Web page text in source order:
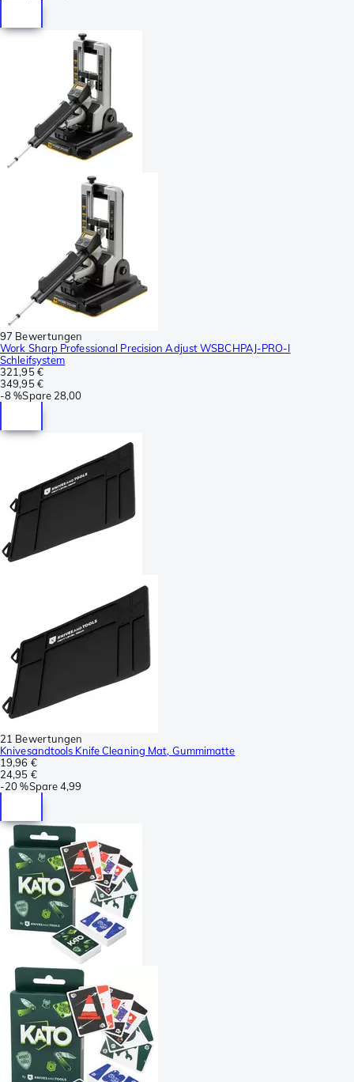
97 Bewertungen
Work Sharp Professional Precision Adjust WSBCHPAJ-PRO-I
Schleifsystem
321,95 €
349,95 €
-8 %Spare 28,00
21 Bewertungen
Knivesandtools Knife Cleaning Mat, Gummimatte
19,96 €
24,95 €
-20 %Spare4,99